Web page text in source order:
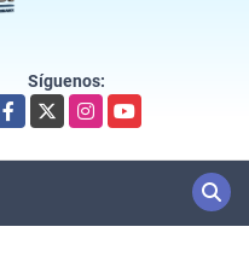
Síguenos:
Facebook
X InstagramYouTube